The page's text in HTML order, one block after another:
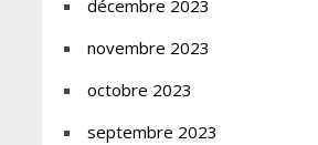
décembre 2023
novembre 2023
octobre 2023
septembre 2023